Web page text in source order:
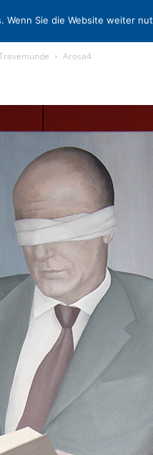
KONTAKT
Arosa4
Wenn Sie die Website weiter